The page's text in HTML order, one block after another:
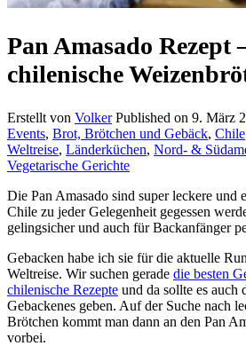
Pan Amasado Rezept
chilenische
Erstellt von Volker Published on 9. März
Events, Brot, Brötchen und Gebäck, Chile
Weltreise, Länderküchen, Nord- &
Vegetarische Gerichte
Die Pan Amasado sind super leckere und
Chile zu jeder Gelegenheit gegessen
gelingsicher und auch für Backanfänger
Gebacken habe ich sie für die aktuelle
Weltreise. Wir suchen gerade die besten
chilenische Rezepte und da sollte es auch
Gebackenes geben. Auf der Suche nach
Brötchen kommt man dann an den Pan
vorbei.